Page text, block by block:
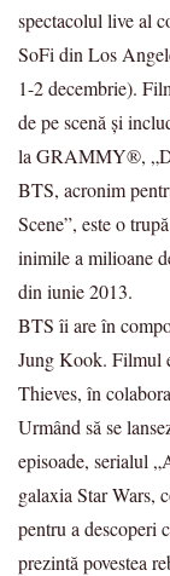
spectacolul live al
SoFi din Los
1-2 decembrie).
de pe scenă și
la GRAMMY®,
BTS, acronim
Scene”, este o
inimile a milioane
din iunie 2013.
BTS îi are în
Jung Kook. Filmul
Thieves, în
Urmând să se
episoade, serialul
galaxia Star Wars,
pentru a descoperi
prezintă povestea